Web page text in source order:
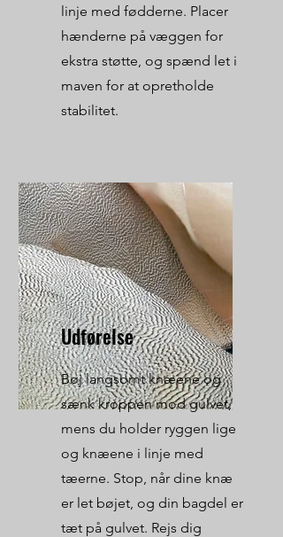
linje med fødderne. Placer
hænderne på væggen for
ekstra støtte, og spænd let i
maven for at opretholde
stabilitet.
Udførelse
Bøj langsomt knæene og
sænk kroppen mod gulvet,
mens du holder ryggen lige
og knæene i linje med
tæerne. Stop, når dine knæ
er let bøjet, og din bagdel er
tæt på gulvet. Rejs dig